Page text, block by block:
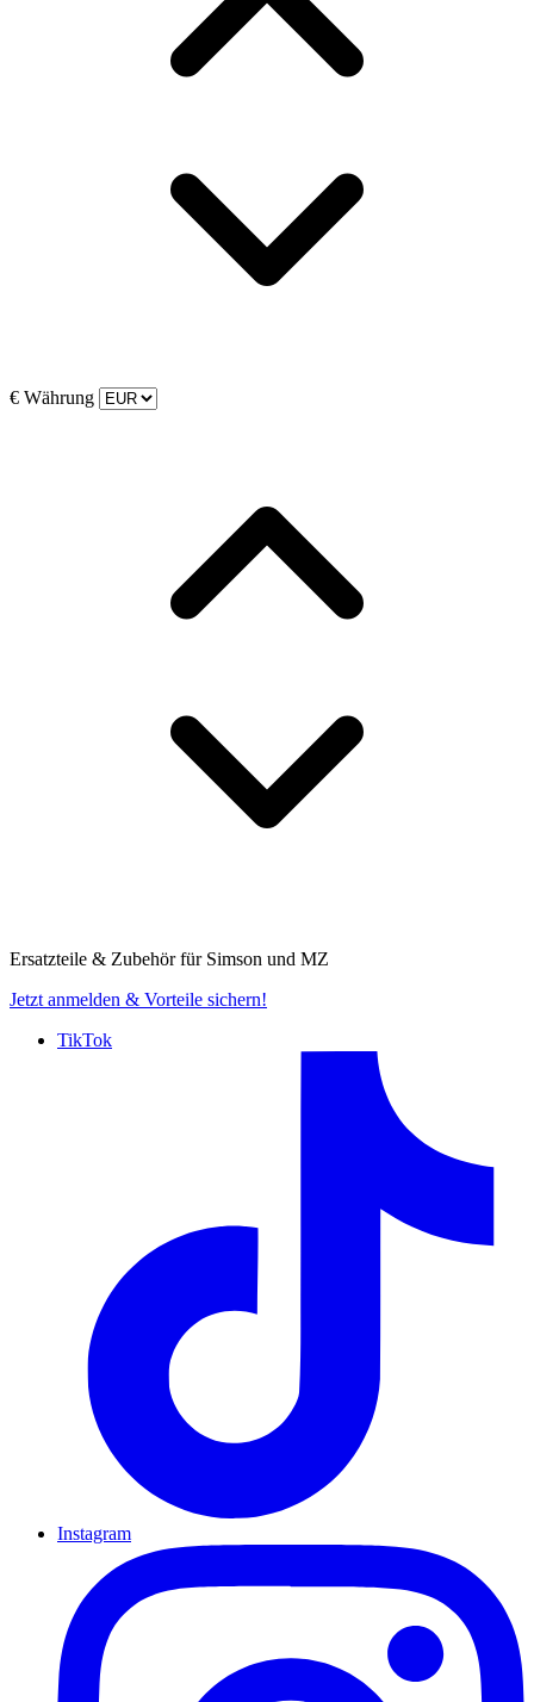
€ Währung
Ersatzteile & Zubehör für Simson und MZ
Jetzt anmelden & Vorteile sichern!
TikTok
Instagram